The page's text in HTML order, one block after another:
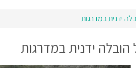
ידנית במדרגות
ידנית במדרגות